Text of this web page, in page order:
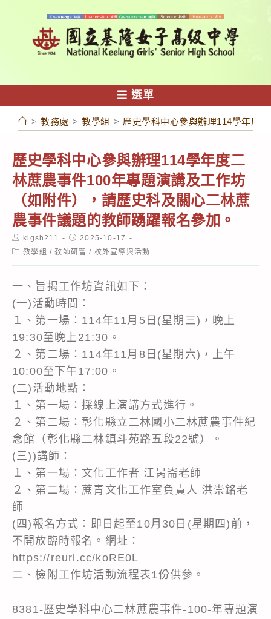
容
選單
> 教務處 > 教學組 > 歷史學科中心參與辦理114學年度
歷史學科中心參與辦理114學年度二
林蔗農事件100年專題演講及工作坊
（如附件），請歷史科及關心二林蔗
農事件議題的教師踴躍報名參加。
Post
author:
klgsh211
Post
published:
2025-10-17
Post教學組 / 教師研習 / 校外宣導與活動
一、旨揭工作坊資訊如下：
(一)活動時間：
１、第一場：114年11月5日(星期三)，晚上
19:30至晚上21:30。
２、第二場：114年11月8日(星期六)，上午
10:00至下午17:00。
(二)活動地點：
１、第一場：採線上演講方式進行。
２、第二場：彰化縣立二林國小二林蔗農事件紀
念館（彰化縣二林鎮斗苑路五段22號）。
(三))講師：
１、第一場：文化工作者 江昺崙老師
２、第二場：蔗青文化工作室負責人 洪崇銘老
師
(四)報名方式：即日起至10月30日(星期四)前，
不開放臨時報名。網址：
https://reurl.cc/koRE0L
二、檢附工作坊活動流程表1份供參。
8381-歷史學科中心二林蔗農事件-100-年專題演